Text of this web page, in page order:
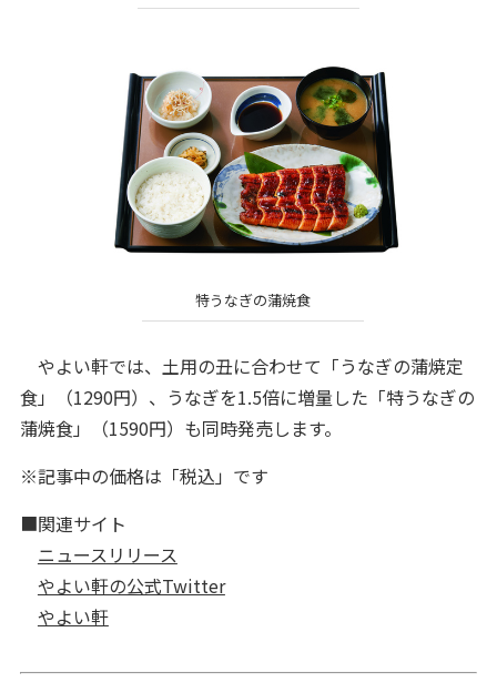
特うなぎの蒲焼食
やよい軒では、土用の丑に合わせて「うなぎの蒲焼定
食」（1290円）、うなぎを1.5倍に増量した「特うなぎの
蒲焼食」（1590円）も同時発売します。
※記事中の価格は「税込」です
■関連サイト
ニュースリリース
やよい軒の公式Twitter
やよい軒